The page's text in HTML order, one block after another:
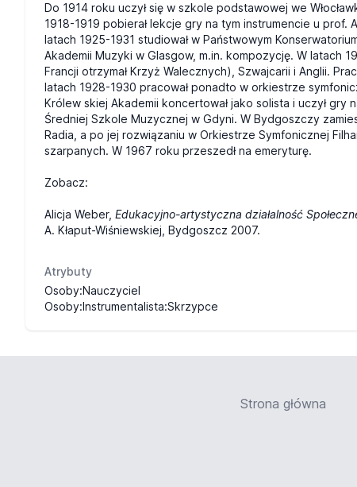
Do 1914 roku uczył się w szkole podstawowej we
1918-1919 pobierał lekcje gry na tym instrumencie u prof.
latach 1925-1931 studiował w Państwowym
Akademii Muzyki w Glasgow, m.in. kompozycję. W latach
Francji otrzymał Krzyż Walecznych), Szwajcarii i Anglii.
latach 1928-1930 pracował ponadto w orkiestrze
Królew skiej Akademii koncertował jako solista i uczył
Średniej Szkole Muzycznej w Gdyni. W Bydgoszczy
Radia, a po jej rozwiązaniu w Orkiestrze Symfonicznej
szarpanych. W 1967 roku przeszedł na emeryturę.
Zobacz:
Alicja Weber, Edukacyjno-artystyczna działalność
A. Kłaput-Wiśniewskiej, Bydgoszcz 2007.
Atrybuty
Osoby:Nauczyciel
Osoby:Instrumentalista:Skrzypce
Strona główna